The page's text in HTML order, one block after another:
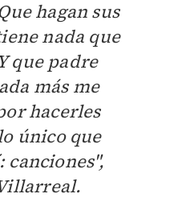
hagan sus
nada que
que padre
más me
hacerles
único que
canciones",